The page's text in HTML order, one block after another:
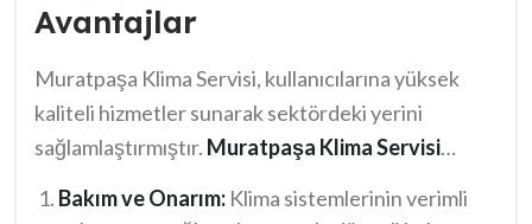
medya hesaplarına göz atabilirsiniz. Ayrıca, telefon
kolayca elde etmek mümkün. Ancak her zaman
güncel ve doğru numaraya ulaştığınızdan emin
olun. Unutmayın,Muratpaşa Klima Servisi
telefon numarasıile uzman ekibinize hızla
Avantajlar
Muratpaşa Klima Servisi, kullanıcılarına yüksek
kaliteli hizmetler sunarak sektördeki yerini
sağlamlaştırmıştır. Muratpaşa Klima Servisi
mümkündür. Sunulan başlıca hizmetler arasında:
Bakım ve Onarım: Klima sistemlerinin verimli